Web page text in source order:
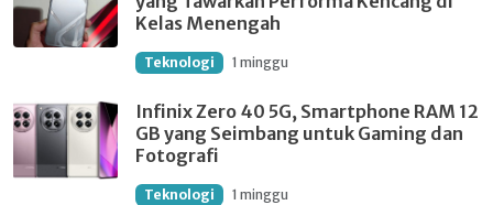
Kelas Menengah
Teknologi 1 minggu
Infinix Zero 40 5G, Smartphone RAM 12
GB yang Seimbang untuk Gaming dan
Fotografi
Teknologi 1 minggu